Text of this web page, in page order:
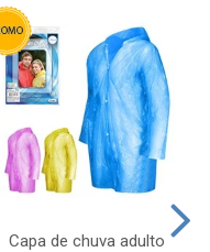
Capa de chuva adulto